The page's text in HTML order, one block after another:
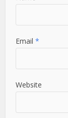
Email*
Website